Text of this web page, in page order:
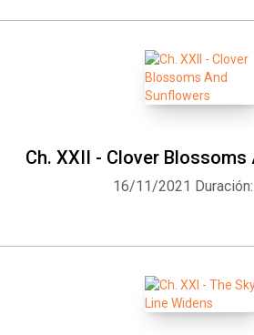
Ch. XXII - Clover
16/11/2021